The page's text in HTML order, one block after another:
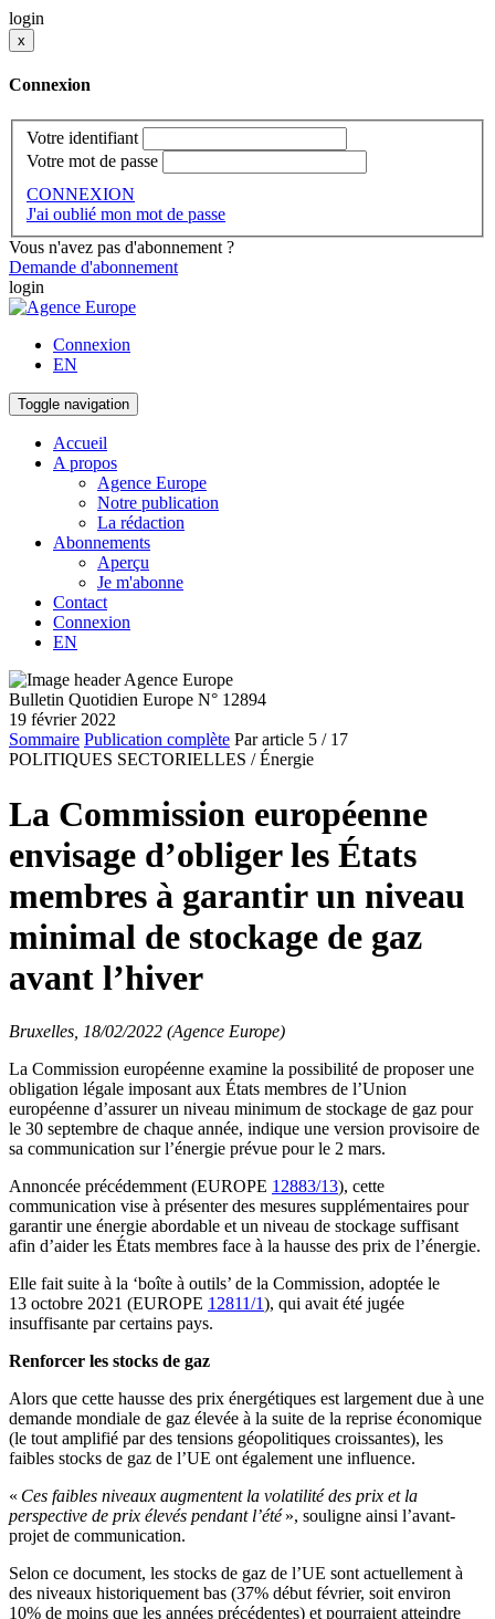
login
x
Connexion
Votre identifiant
Votre mot de passe
CONNEXION
J'ai oublié mon mot de passe
Vous n'avez pas d'abonnement ?
Demande d'abonnement
login
Connexion
EN
Toggle navigation
Accueil
A propos
Agence Europe
Notre publication
La rédaction
Abonnements
Aperçu
Je m'abonne
Contact
Connexion
EN
Bulletin Quotidien Europe N° 12894
19 février 2022
Sommaire Publication complète Par article 5 / 17
POLITIQUES SECTORIELLES / Énergie
La Commission européenne
envisage d’obliger les États
membres à garantir un niveau
minimal de stockage de gaz
avant l’hiver
Bruxelles, 18/02/2022 (Agence Europe)
La Commission européenne examine la possibilité de proposer une
obligation légale imposant aux États membres de l’Union
européenne d’assurer un niveau minimum de stockage de gaz pour
le 30 septembre de chaque année, indique une version provisoire de
sa communication sur l’énergie prévue pour le 2 mars.
Annoncée précédemment (EUROPE 12883/13), cette
communication vise à présenter des mesures supplémentaires pour
garantir une énergie abordable et un niveau de stockage suffisant
afin d’aider les États membres face à la hausse des prix de l’énergie.
Elle fait suite à la ‘boîte à outils’ de la Commission, adoptée le
13 octobre 2021 (EUROPE 12811/1), qui avait été jugée
insuffisante par certains pays.
Renforcer les stocks de gaz
Alors que cette hausse des prix énergétiques est largement due à une
demande mondiale de gaz élevée à la suite de la reprise économique
(le tout amplifié par des tensions géopolitiques croissantes), les
faibles stocks de gaz de l’UE ont également une influence.
« Ces faibles niveaux augmentent la volatilité des prix et la
perspective de prix élevés pendant l’été», souligne ainsi l’avant-
projet de communication.
Selon ce document, les stocks de gaz de l’UE sont actuellement à
des niveaux historiquement bas (37% début février, soit environ
10% de moins que les années précédentes) et pourraient atteindre